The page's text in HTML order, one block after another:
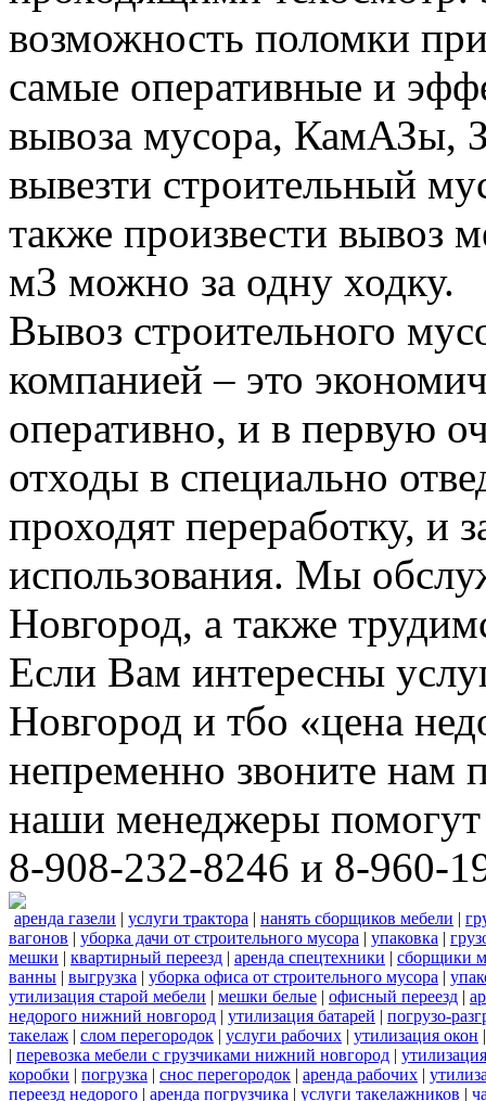
возможность поломки
самые оперативные и
вывоза мусора,
вывезти строительный
также произвести вывоз
м3 можно за одну ходку.
Вывоз строительного
компанией – это
оперативно, и в первую
отходы в специально
проходят переработку, и
использования. Мы
Новгород, а также
Если Вам интересны
Новгород и тбо «цена
непременно звоните нам
наши менеджеры помогут
8-908-232-8246 и 8-960-
аренда газели | услуги трактора | нанять сборщиков мебели |
вагонов | уборка дачи от строительного мусора | упаковка |
мешки | квартирный переезд | аренда спецтехники | сборщики
ванны | выгрузка | уборка офиса от строительного мусора |
утилизация старой мебели | мешки белые | офисный переезд |
недорого нижний новгород | утилизация батарей | погрузо-
такелаж | слом перегородок | услуги рабочих | утилизация окон
| перевозка мебели с грузчиками нижний новгород |
коробки | погрузка | снос перегородок | аренда рабочих |
переезд недорого | аренда погрузчика | услуги такелажников |